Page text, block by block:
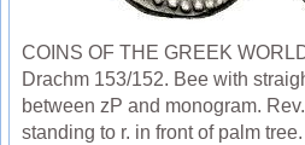
COINS OF THE GREEK
Drachm 153/152. Bee with
between zP and monogram.
standing to r. in front of palm